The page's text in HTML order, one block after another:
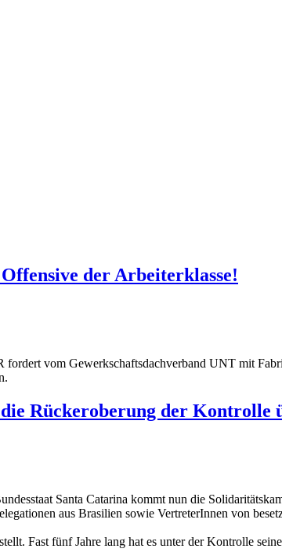
der Arbeiterklasse!
fordert vom Gewerkschaftsdachverband UNT mit
Rückeroberung der Kontrolle
Santa Catarina kommt nun die
aus Brasilien sowie VertreterInnen von
Fast fünf Jahre lang hat es unter der Kontrolle